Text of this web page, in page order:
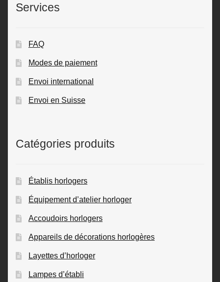
Services
FAQ
Modes de paiement
Envoi international
Envoi en Suisse
Catégories produits
Établis horlogers
Équipement d’atelier horloger
Accoudoirs horlogers
Appareils de décorations horlogères
Layettes d’horloger
Lampes d’établi